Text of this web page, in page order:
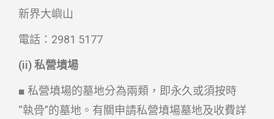
新界大嶼山
電話：2981 5177
(ii) 私營墳場
■ 私營墳場的墓地分為兩類，即永久或須按時
“執骨”的墓地。有關申請私營墳場墓地及收費詳